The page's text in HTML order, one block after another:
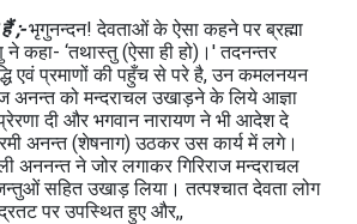
;-भृगुनन्दन! देवताओं के ऐसा कहने पर ब्रह्मा
ने कहा- ‘तथास्तु (ऐसा ही हो)।' तदनन्तर
एवं प्रमाणों की पहुँच से परे है, उन कमलनयन
अनन्त को मन्दराचल उखाड़ने के लिये आज्ञा
दी और भगवान नारायण ने भी आदेश दे
अनन्त (शेषनाग) उठकर उस कार्य में लगे।
अननन्त ने जोर लगाकर गिरिराज मन्दराचल
सहित उखाड़ लिया। तत्पश्चात देवता लोग
पर उपस्थित हुए और,,